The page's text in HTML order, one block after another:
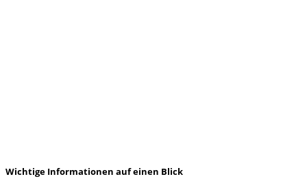
Wichtige Informationen auf einen Blick